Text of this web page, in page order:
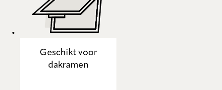
Geschikt voor
dakramen